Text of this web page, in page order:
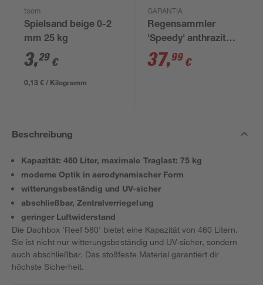
toom
Spielsand beige 0-2
mm 25 kg
3,29 €
0,13 € / Kilogramm
GARANTIA
Regensammler
'Speedy' anthrazit
inkl. Zubehör
37,99 €
Beschreibung
Kapazität: 460 Liter, maximale Traglast: 75 kg
moderne Optik in aerodynamischer Form
witterungsbeständig und UV-sicher
abschließbar, Zentralverriegelung
geringer Luftwiderstand
Die Dachbox 'Reef 580' bietet eine Kapazität von 460 Litern.
Sie ist nicht nur witterungsbeständig und UV-sicher, sondern
auch abschließbar. Das stoßfeste Material garantiert dir
höchste Sicherheit.